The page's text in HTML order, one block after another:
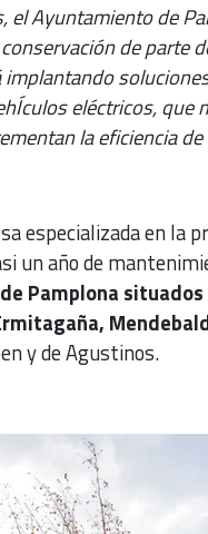
el Ayuntamiento de
de parte
implantando
eléctricos,
la eficiencia
especializada en la
un año de
Pamplona
y de Agustinos.